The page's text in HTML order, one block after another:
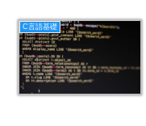
C言語基礎